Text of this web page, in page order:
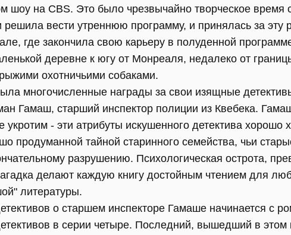
шоу на CBS. Это было чрезвычайно творческое время
вести утреннюю программу, и принялась за эту
где закончила свою карьеру в полуденной
деревне к югу от Монреаля, недалеко от
охотничьими собаками.
многочисленные награды за свои изящные
Гамаш, старший инспектор полиции из Квебека.
укротим - эти атрибуты искушенного детектива хорошо
продуманной тайной старинного семейства, чьи
разрушению. Психологическая острота,
делают каждую книгу достойным чтением для
литературы.
о старшем инспекторе Гамаше начинается с
в серии четыре. Последний, вышедший в этом